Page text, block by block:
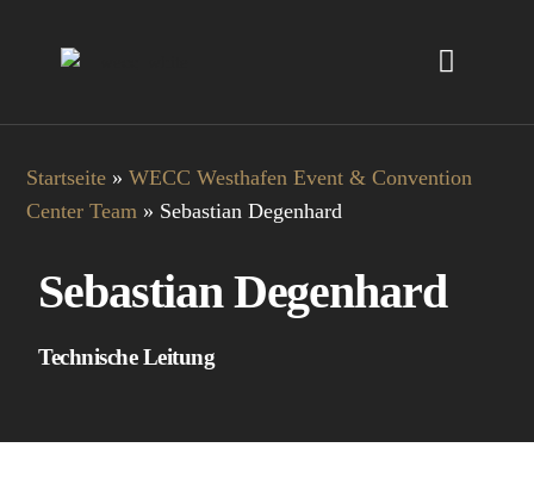
Startseite »WECC Westhafen Event & Convention
Center Team » Sebastian Degenhard
Sebastian Degenhard
Technische Leitung